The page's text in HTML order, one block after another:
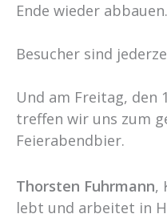
Ende wieder abbauen.
Besucher sind
Und am Freitag, den
treffen wir uns zum
Feierabendbier.
Thorsten Fuhrmann,
lebt und arbeitet in